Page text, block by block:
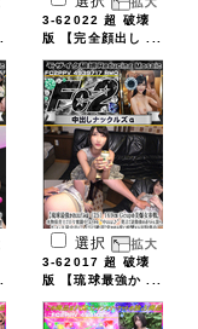
3-62022 超 破壊
版 【完全顔出し ...
選択
3-62017 超 破壊
版 【琉球最強か ...